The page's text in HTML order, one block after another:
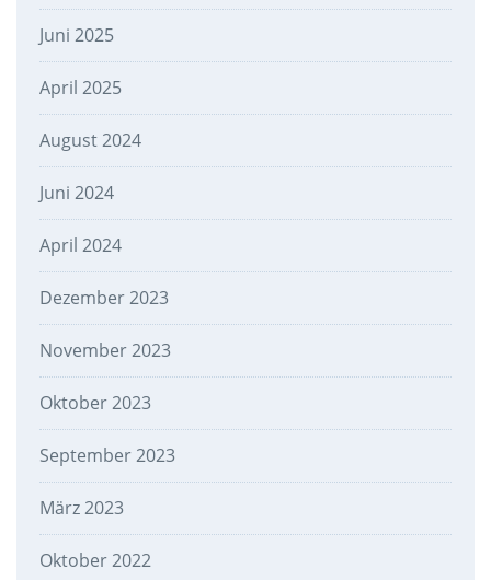
Juni 2025
April 2025
August 2024
Juni 2024
April 2024
Dezember 2023
November 2023
Oktober 2023
September 2023
März 2023
Oktober 2022